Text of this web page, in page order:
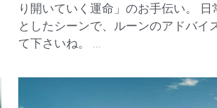
月間無料占い,占い梓,二十四節気,
ルーンはあなたの内面に働きかけ、
運命へと誘います。 それは「あなた
としたシーンで、ルーンのアドバイ